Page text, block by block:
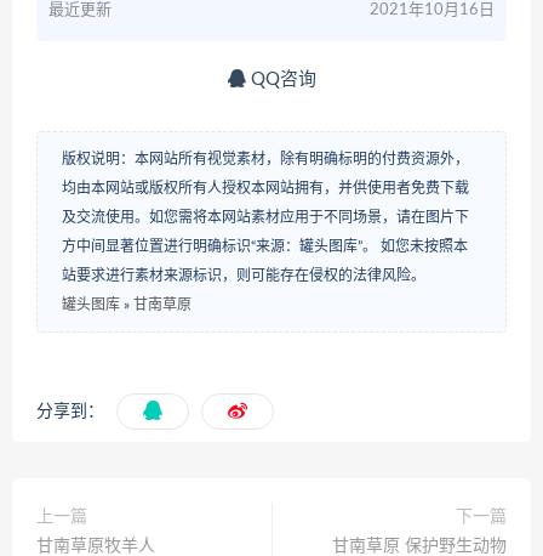
最近更新 2021年10月16日
QQ咨询
版权说明：本网站所有视觉素材，除有明确标明的付费资源外，
均由本网站或版权所有人授权本网站拥有，并供使用者免费下载
及交流使用。如您需将本网站素材应用于不同场景，请在图片下
方中间显著位置进行明确标识“来源：罐头图库”。 如您未按照本
站要求进行素材来源标识，则可能存在侵权的法律风险。
罐头图库 » 甘南草原
分享到：
上一篇
甘南草原牧羊人
下一篇
甘南草原 保护野生动物